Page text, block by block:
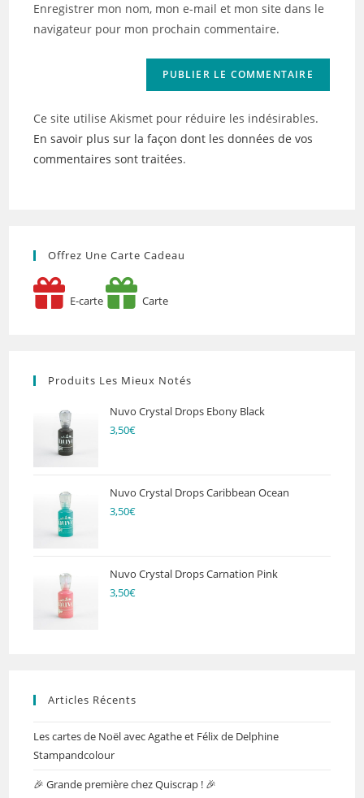
(facultatif)
Enregistrer mon nom, mon e-mail et mon site dans le
navigateur pour mon prochain commentaire.
Ce site utilise Akismet pour réduire les indésirables.
En savoir plus sur la façon dont les données de vos
commentaires sont traitées.
Offrez Une Carte Cadeau
E-carte Carte
Produits Les Mieux Notés
Nuvo Crystal Drops Ebony Black
3,50€
Nuvo Crystal Drops Caribbean Ocean
3,50€
Nuvo Crystal Drops Carnation Pink
3,50€
Articles Récents
Les cartes de Noël avec Agathe et Félix de Delphine
Stampandcolour
🎉 Grande première chez Quiscrap ! 🎉